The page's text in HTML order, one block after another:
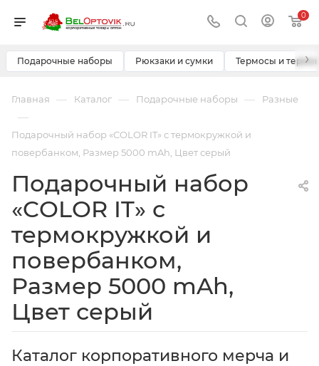
0
Подарочные наборы Рюкзаки и сумки Термосы и ›
Главная — Каталог — Подарочные наборы — Разные
—
Подарочный набор «COLOR IT» с термокружкой и
повербанком, Размер 5000 mAh, Цвет серый
Подарочный набор
«COLOR IT» с
термокружкой и
повербанком,
Размер 5000 mAh,
Цвет серый
Каталог корпоративного мерча и